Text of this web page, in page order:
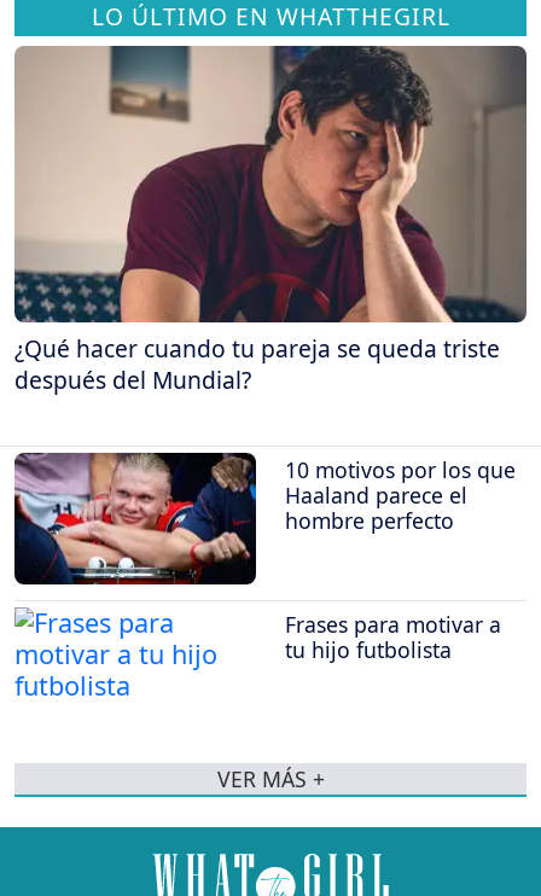
LO ÚLTIMO EN WHATTHEGIRL
¿Qué hacer cuando tu pareja se queda triste
después del Mundial?
10 motivos por los que
Haaland parece el
hombre perfecto
Frases para motivar a
tu hijo futbolista
VER MÁS +